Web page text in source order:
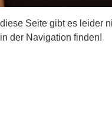
Seite gibt es leider
der Navigation finden!